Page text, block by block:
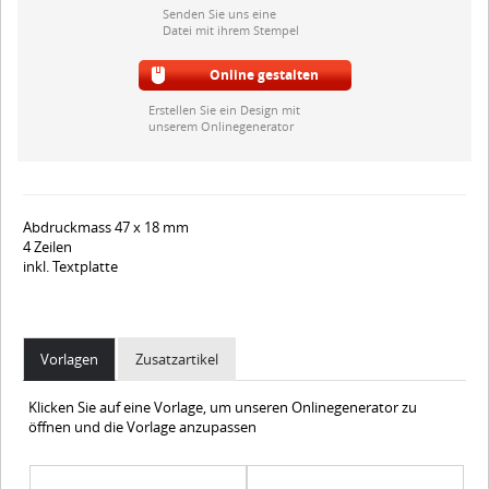
Senden Sie uns eine
Datei mit ihrem Stempel
Online gestalten
Erstellen Sie ein Design mit
unserem Onlinegenerator
Abdruckmass 47 x 18 mm
4 Zeilen
inkl. Textplatte
Vorlagen Zusatzartikel
Klicken Sie auf eine Vorlage, um unseren Onlinegenerator zu
öffnen und die Vorlage anzupassen